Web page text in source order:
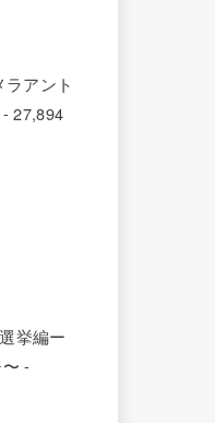
アント
- 27,894
挙編ー
-